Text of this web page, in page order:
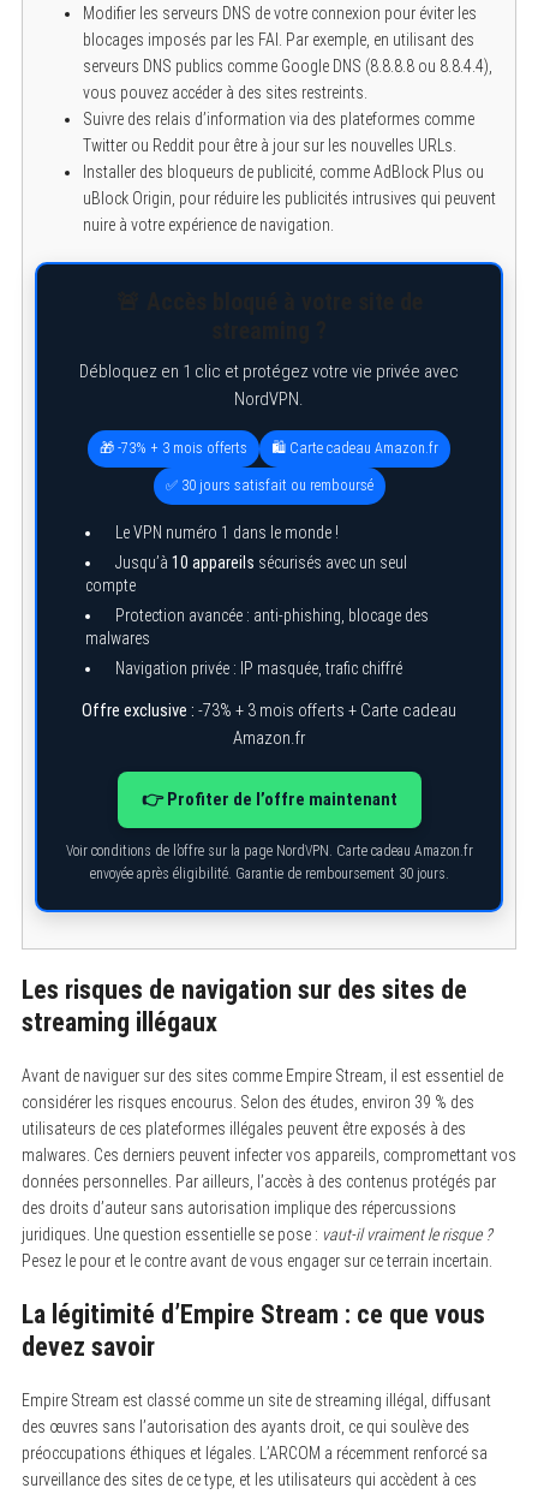
Modifier les serveurs DNS de votre connexion pour éviter les
blocages imposés par les FAI. Par exemple, en utilisant des
serveurs DNS publics comme Google DNS (8.8.8.8 ou 8.8.4.4),
vous pouvez accéder à des sites restreints.
Suivre des relais d’information via des plateformes comme
Twitter ou Reddit pour être à jour sur les nouvelles URLs.
Installer des bloqueurs de publicité, comme AdBlock Plus ou
uBlock Origin, pour réduire les publicités intrusives qui peuvent
nuire à votre expérience de navigation.
Débloquez en 1 clic et protégez votre vie privée avec
NordVPN.
🎁 -73% + 3 mois offerts 🛍️ Carte cadeau Amazon.fr
✅ 30 jours satisfait ou remboursé
Le VPN numéro 1 dans le monde !
Jusqu’à 10 appareils sécurisés avec un seul
compte
Protection avancée : anti-phishing, blocage des
malwares
Navigation privée : IP masquée, trafic chiffré
Offre exclusive : -73% + 3 mois offerts + Carte cadeau
Amazon.fr
👉 Profiter de l’offre maintenant
Voir conditions de l’offre sur la page NordVPN. Carte cadeau Amazon.fr
envoyée après éligibilité. Garantie de remboursement 30 jours.
Les risques de navigation sur des sites de
streaming illégaux
Avant de naviguer sur des sites comme Empire Stream, il est essentiel de
considérer les risques encourus. Selon des études, environ 39 % des
utilisateurs de ces plateformes illégales peuvent être exposés à des
malwares. Ces derniers peuvent infecter vos appareils, compromettant vos
données personnelles. Par ailleurs, l’accès à des contenus protégés par
des droits d’auteur sans autorisation implique des répercussions
juridiques. Une question essentielle se pose : vaut-il vraiment le risque ?
Pesez le pour et le contre avant de vous engager sur ce terrain incertain.
La légitimité d’Empire Stream : ce que vous
devez savoir
Empire Stream est classé comme un site de streaming illégal, diffusant
des œuvres sans l’autorisation des ayants droit, ce qui soulève des
préoccupations éthiques et légales. L’ARCOM a récemment renforcé sa
surveillance des sites de ce type, et les utilisateurs qui accèdent à ces
S
e
a
c
f
o
r